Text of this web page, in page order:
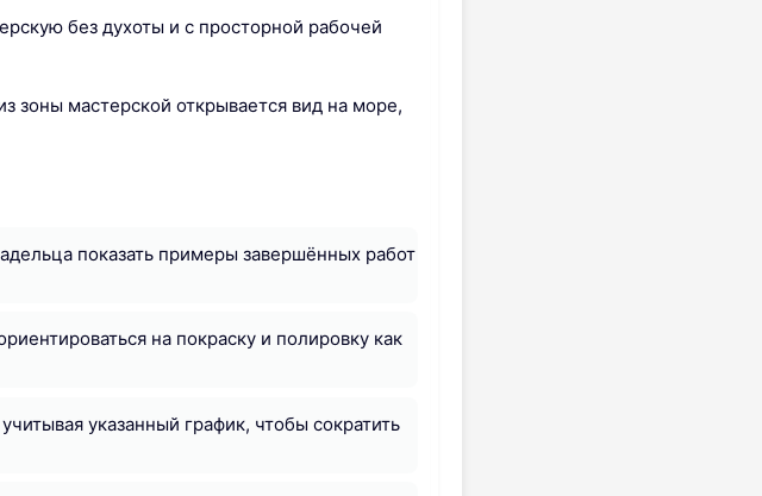
без духоты и с просторной рабочей
зоны мастерской открывается вид на море,
показать примеры завершённых работ
на покраску и полировку как
указанный график, чтобы сократить